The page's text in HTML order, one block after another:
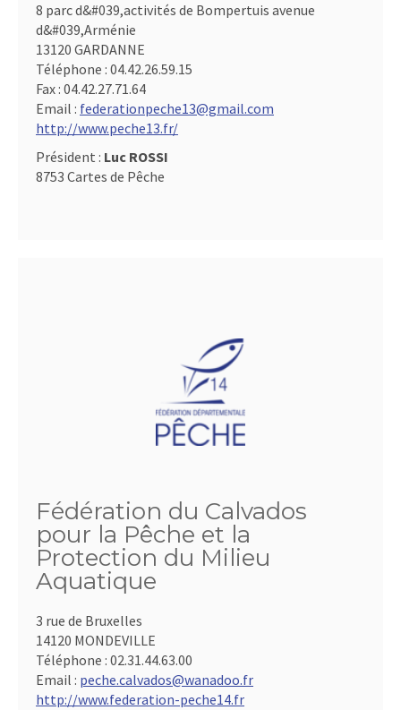
8 parc d&#039,activités de Bompertuis avenue
d&#039,Arménie
13120 GARDANNE
Téléphone : 04.42.26.59.15
Fax : 04.42.27.71.64
Email : federationpeche13@gmail.com
http://www.peche13.fr/
Président : Luc ROSSI
8753 Cartes de Pêche
Fédération du Calvados
pour la Pêche et la
Protection du Milieu
Aquatique
3 rue de Bruxelles
14120 MONDEVILLE
Téléphone : 02.31.44.63.00
Email : peche.calvados@wanadoo.fr
http://www.federation-peche14.fr